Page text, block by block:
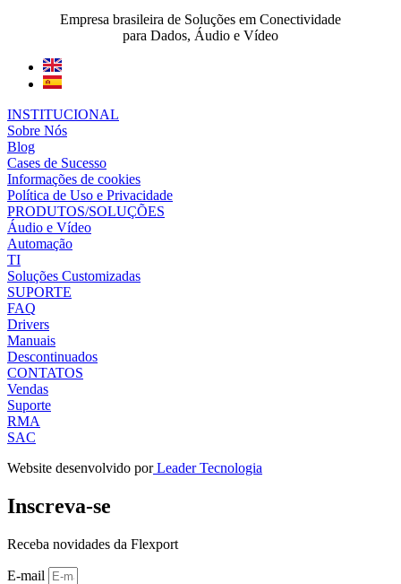
Empresa brasileira de Soluções em Conectividade
para Dados, Áudio e Vídeo
INSTITUCIONAL
Sobre Nós
Blog
Cases de Sucesso
Informações de cookies
Política de Uso e Privacidade
PRODUTOS/SOLUÇÕES
Áudio e Vídeo
Automação
TI
Soluções Customizadas
SUPORTE
FAQ
Drivers
Manuais
Descontinuados
CONTATOS
Vendas
Suporte
RMA
SAC
Website desenvolvido porLeader Tecnologia
Inscreva-se
Receba novidades da Flexport
E-mail